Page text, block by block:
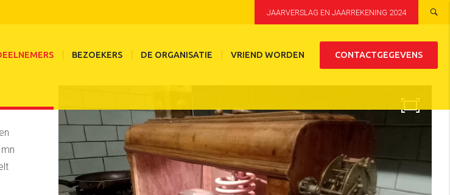
JAARVERSLAG EN JAARREKENING 2024
BEZOEKERS DE ORGANISATIE VRIEND WORDEN CONTACTGEGEVENS